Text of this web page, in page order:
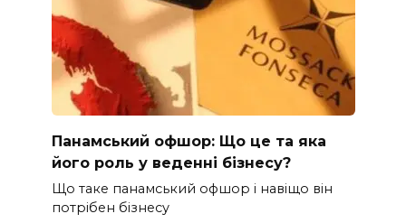
Панамський офшор: Що це та яка
його роль у веденні бізнесу?
Що таке панамський офшор і навіщо він
потрібен бізнесу